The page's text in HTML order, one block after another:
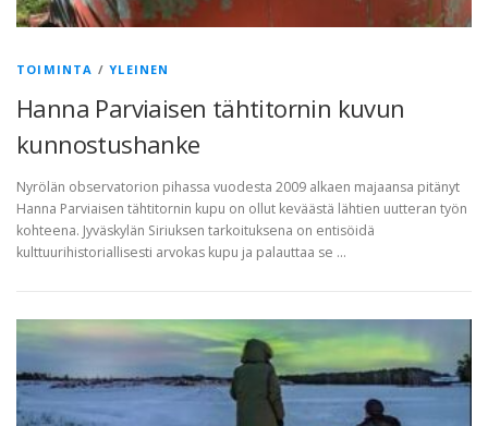
TOIMINTA /YLEINEN
Hanna Parviaisen tähtitornin kuvun
kunnostushanke
Nyrölän observatorion pihassa vuodesta 2009 alkaen majaansa pitänyt
Hanna Parviaisen tähtitornin kupu on ollut keväästä lähtien uutteran työn
kohteena. Jyväskylän Siriuksen tarkoituksena on entisöidä
kulttuurihistoriallisesti arvokas kupu ja palauttaa se …